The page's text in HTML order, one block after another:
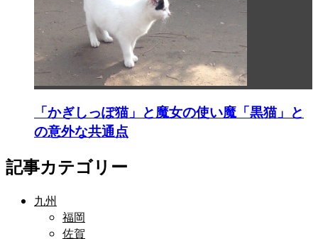
「かぎしっぽ猫」と魔女の使い魔「黒猫」と
の意外な共通点
記事カテゴリー
九州
福岡
佐賀